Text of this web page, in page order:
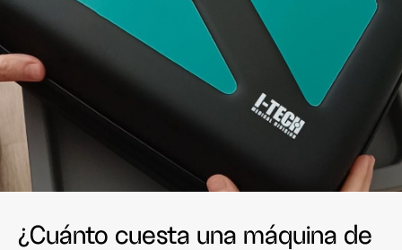
¿Cuánto cuesta una máquina de